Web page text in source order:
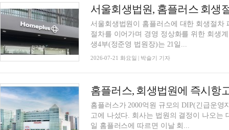
서울회생법원이 홈플러스에 대한 회생절
절차를 이어가며 경영 정상화를 위한 회생
생4부(정준영 법원장)는 21일...
2026-07-21 화요일 | 박슬기 기자
홈플러스, 회생법원에 즉시항
홈플러스가 2000억원 규모의 DIP(긴급운
고에 나섰다. 회사는 법원의 결정이 나오는
일 홈플러스에 따르면 이날 회...